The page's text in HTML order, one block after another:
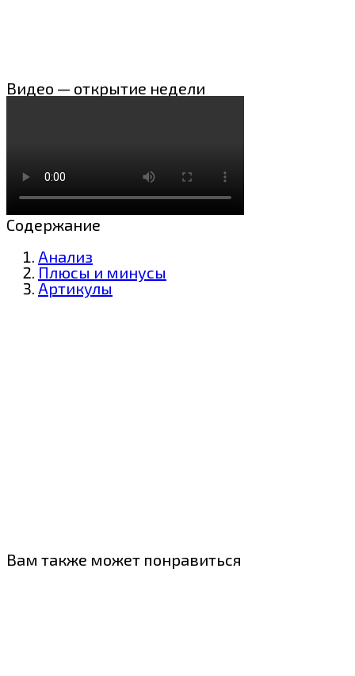
Видео — открытие недели
Содержание
Анализ
Плюсы и минусы
Артикулы
Вам также может понравиться